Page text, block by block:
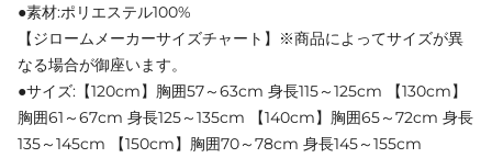
●素材:ポリエステル100%
【ジロームメーカーサイズチャート】※商品によってサイズが異
なる場合が御座います。
●サイズ:【120cm】胸囲57～63cm 身長115～125cm 【130cm】
胸囲61～67cm 身長125～135cm 【140cm】胸囲65～72cm 身長
135～145cm 【150cm】胸囲70～78cm 身長145～155cm